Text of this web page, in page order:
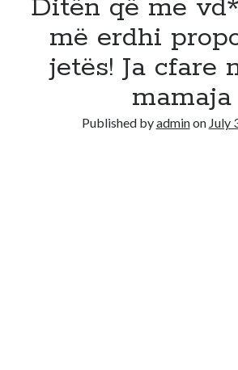
Ditën që me
më erdhi
jetës! Ja cfare
mamaja
Published byadminon July